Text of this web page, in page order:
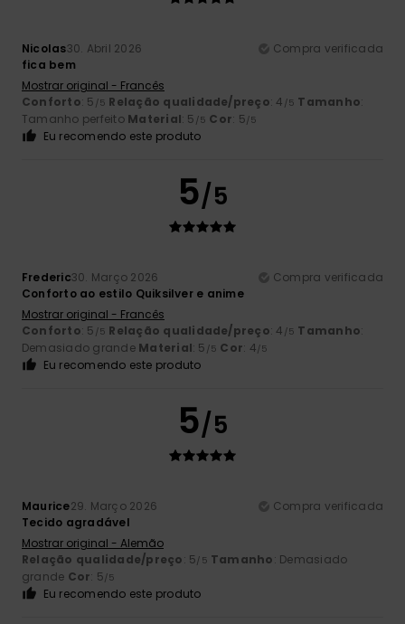
Nicolas30. Abril 2026
Compra verificada
fica bem
Mostrar original - Francês
Conforto: 5 /5 Relação qualidade/preço: 4 /5 Tamanho:
Tamanho perfeito Material: 5 /5 Cor: 5/5
Eu recomendo este produto
5/5
Frederic30. Março 2026
Compra verificada
Conforto ao estilo Quiksilver e anime
Mostrar original - Francês
Conforto: 5 /5 Relação qualidade/preço: 4 /5 Tamanho:
Demasiado grande Material: 5 /5 Cor: 4/5
Eu recomendo este produto
5/5
Maurice29. Março 2026
Compra verificada
Tecido agradável
Mostrar original - Alemão
Relação qualidade/preço: 5/5 Tamanho: Demasiado
grande Cor: 5/5
Eu recomendo este produto